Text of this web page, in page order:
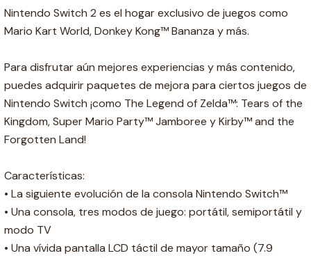
Nintendo Switch 2 es el hogar exclusivo de juegos como
Mario Kart World, Donkey Kong™ Bananza y más.
Para disfrutar aún mejores experiencias y más contenido,
puedes adquirir paquetes de mejora para ciertos juegos de
Nintendo Switch ¡como The Legend of Zelda™: Tears of the
Kingdom, Super Mario Party™ Jamboree y Kirby™ and the
Forgotten Land!
Características:
• La siguiente evolución de la consola Nintendo Switch™
• Una consola, tres modos de juego: portátil, semiportátil y
modo TV
• Una vívida pantalla LCD táctil de mayor tamaño (7.9